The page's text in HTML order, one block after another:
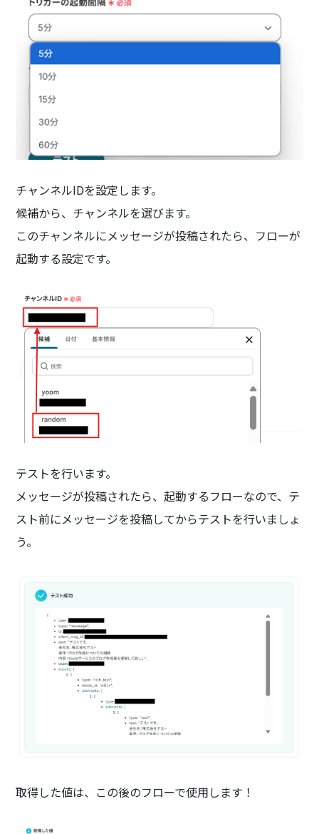
チャンネルIDを設定します。
候補から、チャンネルを選びます。
このチャンネルにメッセージが投稿されたら、フローが
起動する設定です。
テストを行います。
メッセージが投稿されたら、起動するフローなので、テ
スト前にメッセージを投稿してからテストを行いましょ
う。
取得した値は、この後のフローで使用します！